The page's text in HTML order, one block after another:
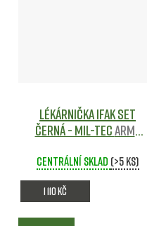
Lékárnička IFAK set
Černá - Mil-tecArmy
Centrální sklad (>5 ks)
1 110 Kč